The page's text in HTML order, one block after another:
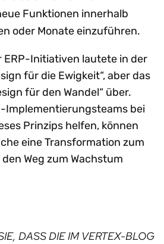
Funktionen innerhalb
oder Monate einzuführen.
ERP-Initiativen lautete in der
für die Ewigkeit“, aber das
für den Wandel“ über.
Implementierungsteams bei
Prinzips helfen, können
eine Transformation zum
Weg zum Wachstum
DASS DIE IM VERTEX-BLOG